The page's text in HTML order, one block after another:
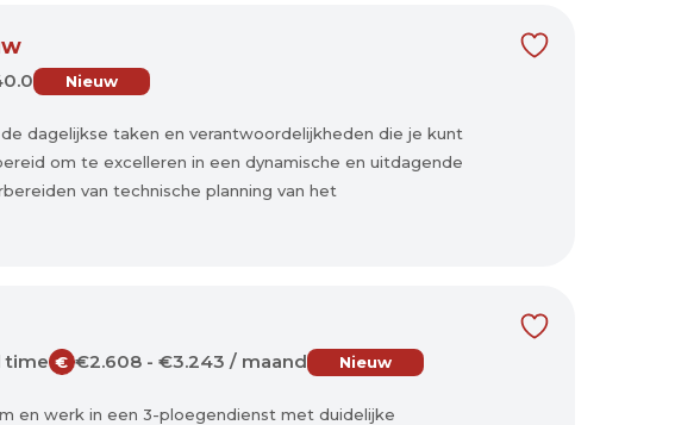
Nieuw
dagelijkse taken en verantwoordelijkheden die je kunt
om te excelleren in een dynamische en uitdagende
van technische planning van het
time € €2.608 - €3.243 / maand Nieuw
en werk in een 3-ploegendienst met duidelijke